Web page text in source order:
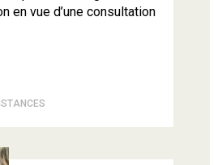
en vue d’une consultation